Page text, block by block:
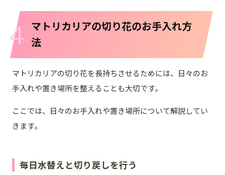
4 マトリカリアの切り花のお手入れ方
法
マトリカリアの切り花を長持ちさせるためには、日々のお
手入れや置き場所を整えることも大切です。
ここでは、日々のお手入れや置き場所について解説してい
きます。
毎日水替えと切り戻しを行う